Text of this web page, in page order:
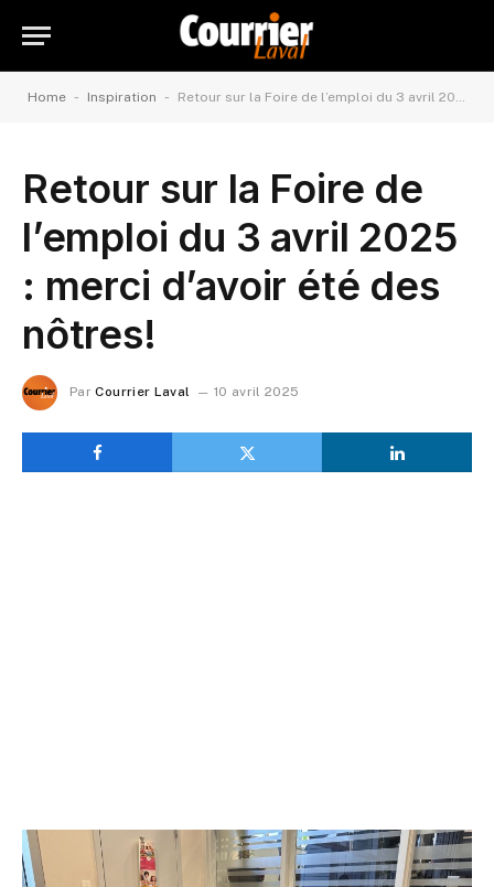
Home - Inspiration - Retour sur la Foire de l’emploi du 3 avril 2025 : merci d’avoir été des nôtres!
Retour sur la Foire de
l’emploi du 3 avril 2025
: merci d’avoir été des
nôtres!
Par Courrier Laval 10 avril 2025